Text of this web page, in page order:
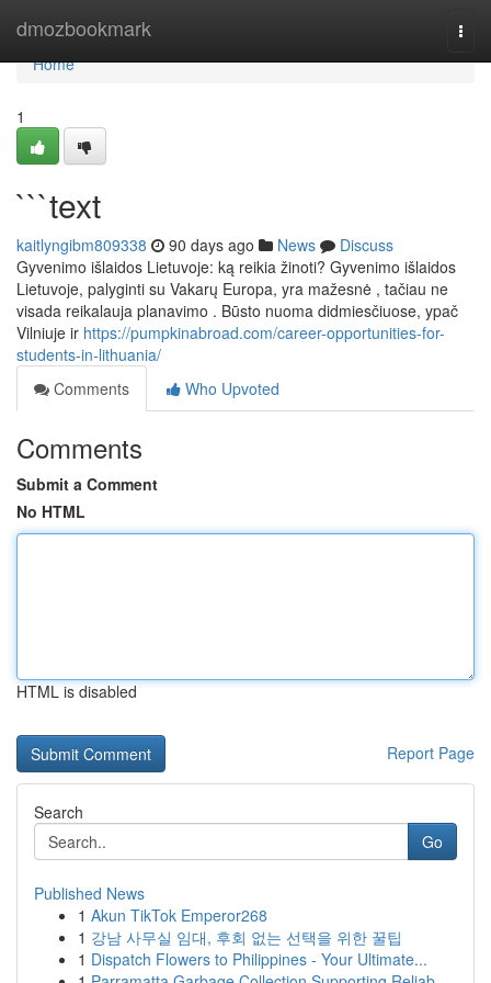
dmozbookmark
Home
Home
1
```text
kaitlyngibm809338 90 days ago News
Discuss
Gyvenimo išlaidos Lietuvoje: ką reikia žinoti? Gyvenimo išlaidos
Lietuvoje, palyginti su Vakarų Europa, yra mažesnė , tačiau ne
visada reikalauja planavimo . Būsto nuoma didmiesčiuose, ypač
Vilniuje ir https://pumpkinabroad.com/career-opportunities-for-
students-in-lithuania/
Comments
Who Upvoted
Comments
Submit a Comment
No HTML
HTML is disabled
Report Page
Search
Go
Published News
1 Akun TikTok Emperor268
1 강남 사무실 임대, 후회 없는 선택을 위한 꿀팁
1 Dispatch Flowers to Philippines - Your Ultimate...